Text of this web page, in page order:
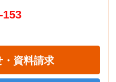
153
・資料請求